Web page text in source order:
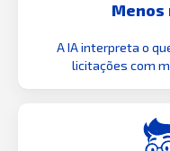
Menos
A IA interpreta o
licitações com